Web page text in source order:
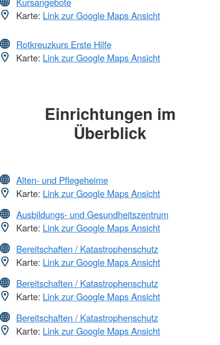
Karte: Link zur Google Maps Ansicht
Rotkreuzkurs Erste Hilfe
Karte: Link zur Google Maps Ansicht
Einrichtungen im
Überblick
Alten- und Pflegeheime
Karte: Link zur Google Maps Ansicht
Ausbildungs- und Gesundheitszentrum
Karte: Link zur Google Maps Ansicht
Bereitschaften / Katastrophenschutz
Karte: Link zur Google Maps Ansicht
Bereitschaften / Katastrophenschutz
Karte: Link zur Google Maps Ansicht
Bereitschaften / Katastrophenschutz
Karte: Link zur Google Maps Ansicht